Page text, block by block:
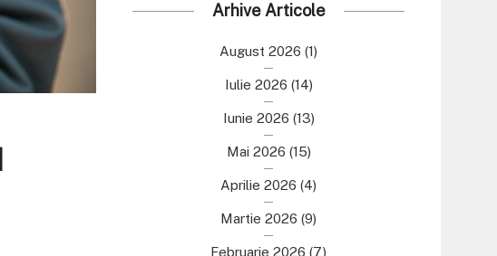
Arhive Articole
August 2026 (1)
Iulie 2026 (14)
Iunie 2026 (13)
Mai 2026 (15)
Aprilie 2026 (4)
Martie 2026 (9)
Februarie 2026 (7)